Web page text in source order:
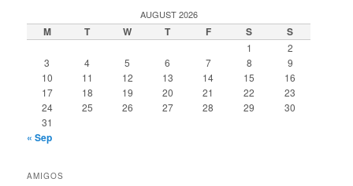
AUGUST 2026
M T W T F S S
1
2
3
4 5 6 7 8
9
10
11 12 13 14 15
16
17
18 19 20 21 22
23
24
25 26 27 28 29
30
31
« Sep
AMIGOS